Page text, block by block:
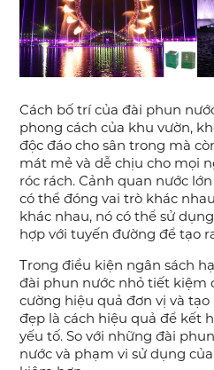
Cách bố trí của đài phun
phong cách của khu vườn,
độc đáo cho sân trong mà
mát mẻ và dễ chịu cho mọi
róc rách. Cảnh quan nước
có thể đóng vai trò khác
khác nhau, nó có thể sử
hợp với tuyến đường để tạo
Trong điều kiện ngân sách
đài phun nước nhỏ tiết kiệm
cường hiệu quả đơn vị và
đẹp là cách hiệu quả để kết
yếu tố. So với những đài
nước và phạm vi sử dụng